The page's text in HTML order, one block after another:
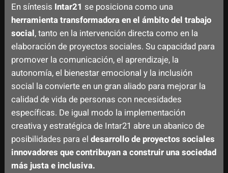
En síntesis Intar21 se posiciona como una
herramienta transformadora en el ámbito del trabajo
social, tanto en la intervención directa como en la
elaboración de proyectos sociales. Su capacidad para
promover la comunicación, el aprendizaje, la
autonomía, el bienestar emocional y la inclusión
social la convierte en un gran aliado para mejorar la
calidad de vida de personas con necesidades
específicas. De igual modo la implementación
creativa y estratégica de Intar21 abre un abanico de
posibilidades para eldesarrollo de proyectos sociales
innovadores que contribuyan a construir una sociedad
más justa e inclusiva.